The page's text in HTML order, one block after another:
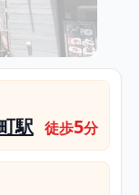
駅 徒歩5分